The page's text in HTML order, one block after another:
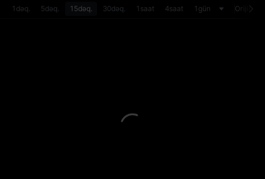
1dəq. 5dəq. 15dəq. 30dəq. 1saat 4saat 1gün Orijinal